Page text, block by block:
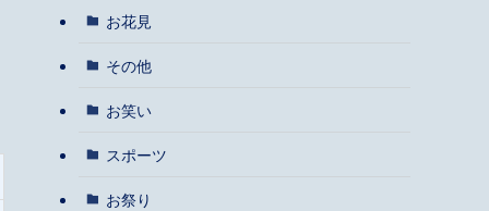
お花見
その他
お笑い
スポーツ
お祭り